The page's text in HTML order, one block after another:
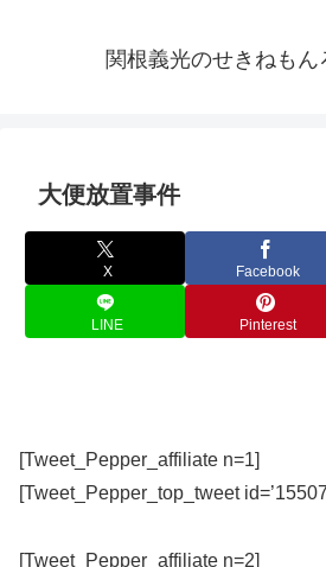
関根義光のせきねもん
大便放置事件
X Facebook
LINE Pinterest
[Tweet_Pepper_affiliate n=1]
[Tweet_Pepper_top_tweet
[Tweet_Pepper_affiliate n=2]